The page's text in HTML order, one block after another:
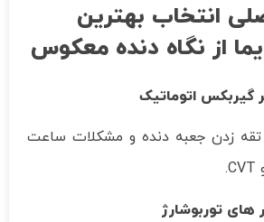
انتخاب بهترین
از نگاه دنده معکوس
تقه زدن جعبه دنده و مشکلات ساعت